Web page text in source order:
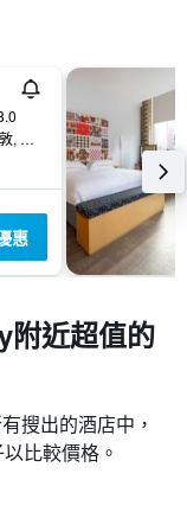
335-337 Old Street, 倫敦, 英國
惠
近超值的
搜出的酒店中，
比較價格。